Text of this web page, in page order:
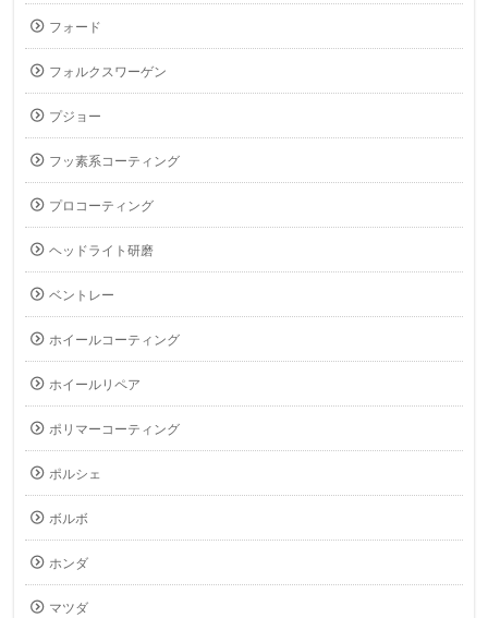
フォード
フォルクスワーゲン
プジョー
フッ素系コーティング
プロコーティング
ヘッドライト研磨
ベントレー
ホイールコーティング
ホイールリペア
ポリマーコーティング
ポルシェ
ボルボ
ホンダ
マツダ